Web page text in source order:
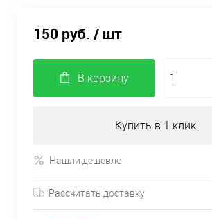
150 руб. / шт
В корзину
Купить в 1 клик
Нашли дешевле
Рассчитать доставку